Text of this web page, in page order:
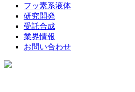
フッ素系液体
研究開発
受託合成
業界情報
お問い合わせ